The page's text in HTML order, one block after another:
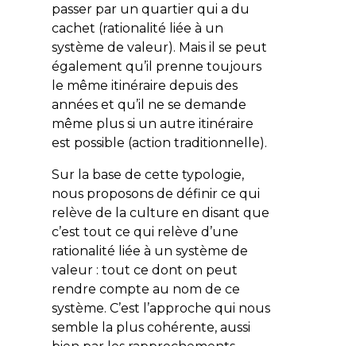
passer par un quartier qui a du
cachet (rationalité liée à un
système de valeur). Mais il se peut
également qu’il prenne toujours
le même itinéraire depuis des
années et qu’il ne se demande
même plus si un autre itinéraire
est possible (action traditionnelle).
Sur la base de cette typologie,
nous proposons de définir ce qui
relève de la culture en disant que
c’est tout ce qui relève d’une
rationalité liée à un système de
valeur : tout ce dont on peut
rendre compte au nom de ce
système. C’est l’approche qui nous
semble la plus cohérente, aussi